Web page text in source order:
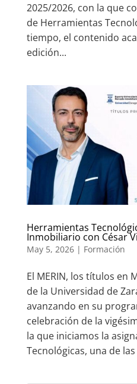
2025/2026, con la que
de Herramientas
tiempo, el contenido
edición...
Herramientas
Inmobiliario con César
May 5, 2026| Formación
El MERIN, los títulos en
de la Universidad de
avanzando en su
celebración de la
la que iniciamos la
Tecnológicas, una de